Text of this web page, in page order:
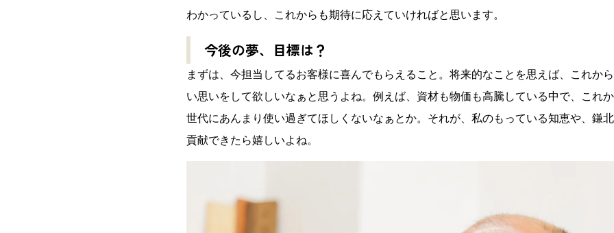
わかっているし、これからも期待に応えていければと思います。
今後の夢、目標は？
まずは、今担当してるお客様に喜んでもらえること。将来的なことを思えば、これか
い思いをして欲しいなぁと思うよね。例えば、資材も物価も高騰している中で、これ
世代にあんまり使い過ぎてほしくないなぁとか。それが、私のもっている知恵や、鎌
貢献できたら嬉しいよね。